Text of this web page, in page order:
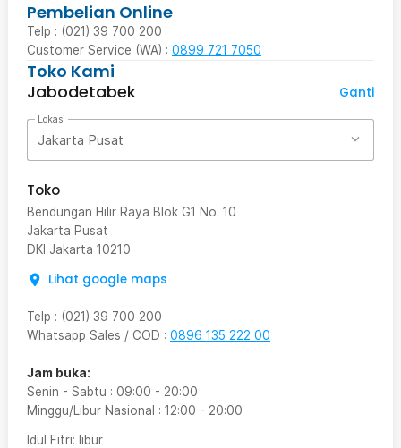
Pembelian Online
Telp : (021) 39 700 200
Customer Service (WA) : 0899 721 7050
Toko Kami
Jabodetabek
Ganti
Lokasi
Jakarta Pusat
Toko
Bendungan Hilir Raya Blok G1 No. 10
Jakarta Pusat
DKI Jakarta 10210
Lihat google maps
Telp : (021) 39 700 200
Whatsapp Sales / COD : 0896 135 222 00
Jam buka:
Senin - Sabtu : 09:00 - 20:00
Minggu/Libur Nasional : 12:00 - 20:00
Idul Fitri: libur